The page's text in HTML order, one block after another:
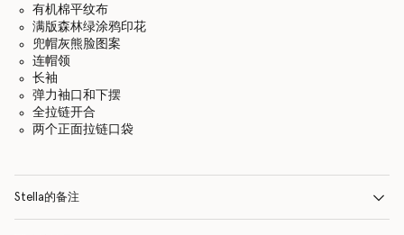
有机棉平纹布
满版森林绿涂鸦印花
兜帽灰熊脸图案
连帽领
长袖
弹力袖口和下摆
全拉链开合
两个正面拉链口袋
Stella的备注